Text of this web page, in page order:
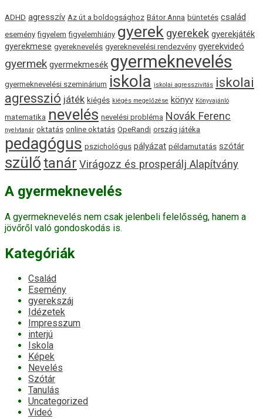
ADHD agresszív Az út a boldogsághoz Bátor Anna büntetés család
esemény figyelem figyelemhiány gyerek gyerekek gyerekjáték
gyerekmese gyereknevelés gyereknevelési rendezvény gyerekvideó
gyermek gyermekmesék gyermeknevelés
gyermeknevelési szeminárium iskola iskolai agresszivitás iskolai
agresszió játék kiégés kiégés megelőzése könyv Könyvajánló
matematika nevelés nevelési probléma Novák Ferenc
nyelvtanár oktatás online oktatás OpeRandi ország játéka
pedagógus pszichológus pályázat példamutatás szótár
szülőtanár Virágozz és prosperálj Alapítvány
A gyermeknevelés
A gyermeknevelés nem csak jelenbeli felelősség, hanem a
jövőről való gondoskodás is.
Kategóriák
Család
Esemény
gyerekszáj
Idézetek
Impresszum
interjú
Iskola
Képek
Nevelés
Szótár
Tanulás
Uncategorized
Videó